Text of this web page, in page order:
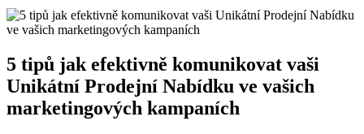
5 tipů ‍jak efektivně komunikovat ‌vaši
Unikátní Prodejní ‍Nabídku ve vašich
marketingových kampaních